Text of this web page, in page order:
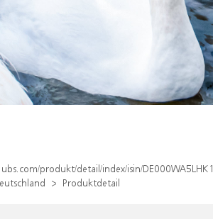
produkt/detail/index/isin/DE000WA5LHK1
Produktdetail